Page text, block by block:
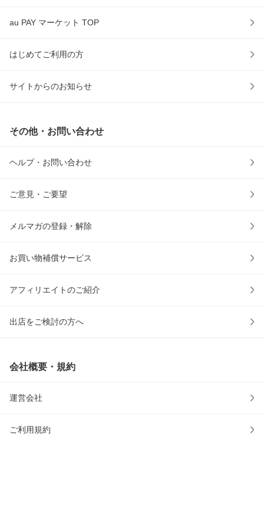
au PAY マーケット TOP
はじめてご利用の方
サイトからのお知らせ
その他・お問い合わせ
ヘルプ・お問い合わせ
ご意見・ご要望
メルマガの登録・解除
お買い物補償サービス
アフィリエイトのご紹介
出店をご検討の方へ
会社概要・規約
運営会社
ご利用規約